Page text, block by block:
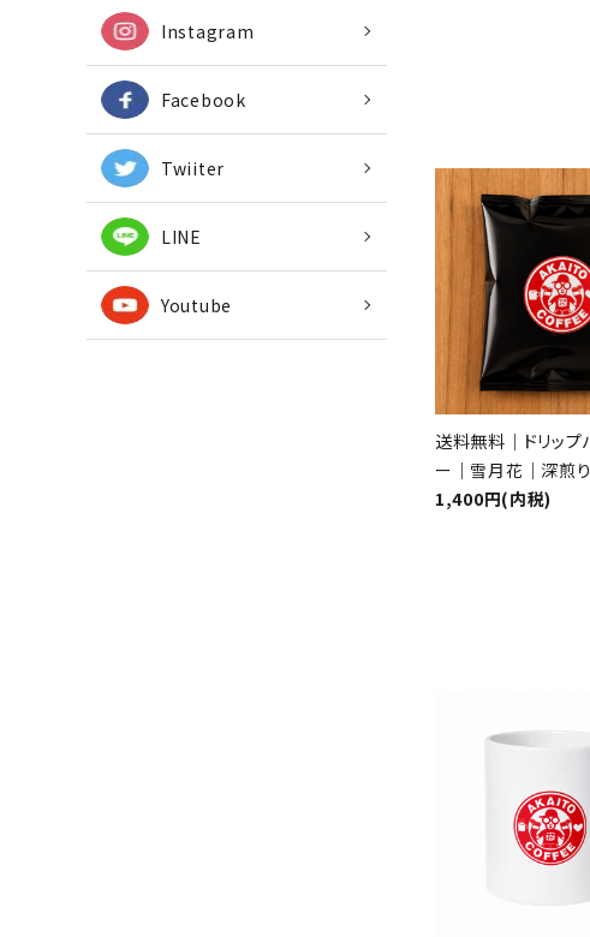
送料無料｜ドリップ
ー｜雪月花｜深煎り
1,400円(内税)
Instagram
Facebook
Twiiter
LINE
Youtube